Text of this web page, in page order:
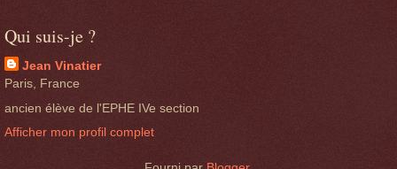
Qui suis-je ?
Jean Vinatier
Paris, France
ancien élève de l'EPHE IVe section
Afficher mon profil complet